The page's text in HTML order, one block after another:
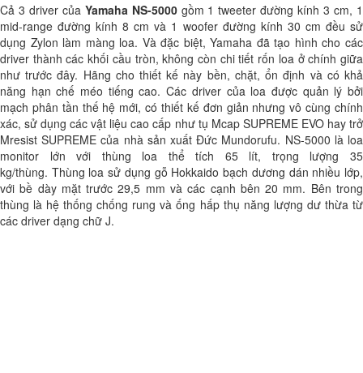
Cả 3 driver của Yamaha NS-5000gồm 1 tweeter đường kính 3 cm, 1
mid-range đường kính 8 cm và 1 woofer đường kính 30 cm đều sử
dụng Zylon làm màng loa. Và đặc biệt, Yamaha đã tạo hình cho các
driver thành các khối cầu tròn, không còn chi tiết rốn loa ở chính giữa
như trước đây. Hãng cho thiết kế này bền, chặt, ổn định và có khả
năng hạn chế méo tiếng cao. Các driver của loa được quản lý bởi
mạch phân tần thế hệ mới, có thiết kế đơn giản nhưng vô cùng chính
xác, sử dụng các vật liệu cao cấp như tụ Mcap SUPREME EVO hay trở
Mresist SUPREME của nhà sản xuất Đức Mundorufu. NS-5000 là loa
monitor lớn với thùng loa thể tích 65 lít, trọng lượng 35
kg/thùng. Thùng loa sử dụng gỗ Hokkaido bạch dương dán nhiều lớp,
với bề dày mặt trước 29,5 mm và các cạnh bên 20 mm. Bên trong
thùng là hệ thống chống rung và ống hấp thụ năng lượng dư thừa từ
các driver dạng chữ J.